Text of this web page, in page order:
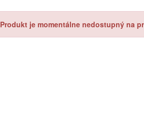
Produkt je momentálne nedostupný na